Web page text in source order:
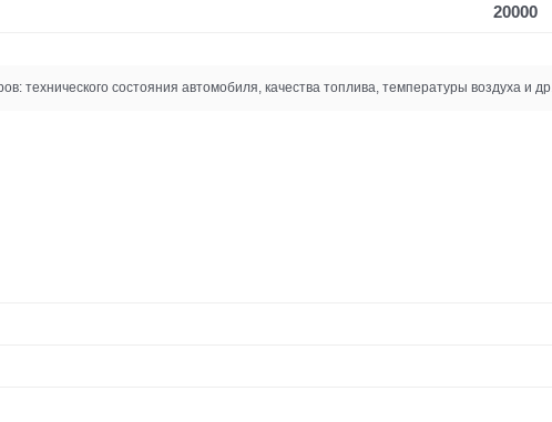
20000
технического состояния автомобиля, качества топлива, температуры воздуха и др.